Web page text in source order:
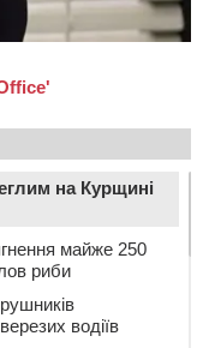
на Курщині
майже 250
риби
водіїв